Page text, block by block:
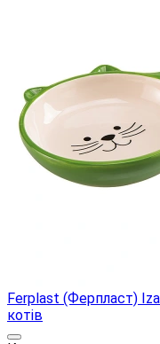
Ferplast (Ферпласт)
котів